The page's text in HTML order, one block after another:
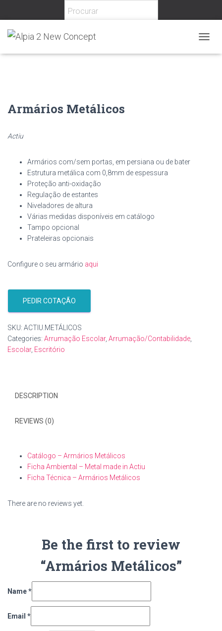
O
/ Arrumação Escolar
Armários Metálicos
Actiu
Armários com/sem portas, em persiana ou de bater
Estrutura metálica com 0,8mm de espessura
Proteção anti-oxidação
Regulação de estantes
Niveladores de altura
Várias medidas disponíveis em catálogo
Tampo opcional
Prateleiras opcionais
Configure o seu armário aqui
PEDIR COTAÇÃO
SKU: ACTIU.METÁLICOS
Categories: Arrumação Escolar, Arrumação/Contabilidade
Escolar, Escritório
DESCRIPTION
REVIEWS (0)
Catálogo – Armários Metálicos
Ficha Ambiental – Metal made in Actiu
Ficha Técnica – Armários Metálicos
There are no reviews yet.
Be the first to review
“Armários Metálicos”
Name*
Email *